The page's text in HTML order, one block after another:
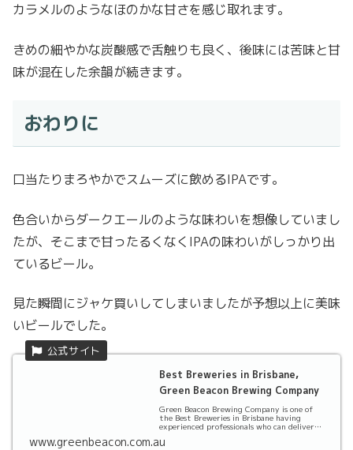
カラメルのようなほのかな甘さを感じ取れます。
きめの細やかな炭酸感で舌触りも良く、後味には苦味と甘
味が混在した余韻が続きます。
おわりに
口当たりまろやかでスムーズに飲めるIPAです。
色合いからダークエールのような味わいを想像していまし
たが、そこまで甘ったるくなくIPAの味わいがしっかり出
ているビール。
見た瞬間にジャケ買いしてしまいましたが予想以上に美味
いビールでした。
Best Breweries in Brisbane,
Green Beacon Brewing Company
Green Beacon Brewing Company is one of
the Best Breweries in Brisbane having
experienced professionals who can deliver
best Beers at...
www.greenbeacon.com.au